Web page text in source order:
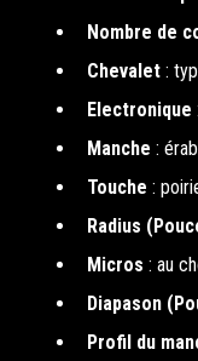
Nombre de
Chevalet :
Electronique
Manche :
Touche :
Radius
Micros : au
Diapason
Profil du